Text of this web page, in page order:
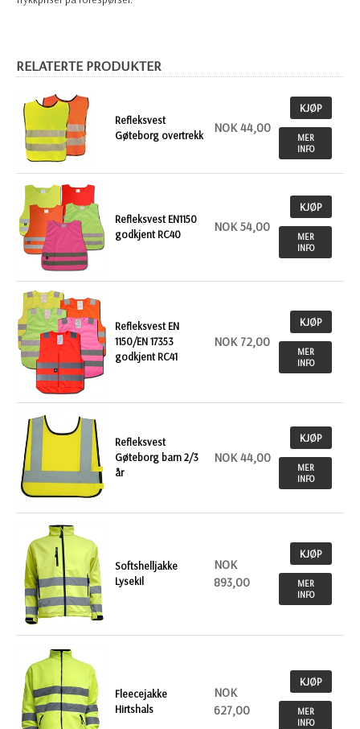
RELATERTE PRODUKTER
Refleksvest
Gøteborg overtrekk
NOK 44,00
KJØP
MER
INFO
Refleksvest EN1150
godkjent RC40
NOK 54,00
KJØP
MER
INFO
Refleksvest EN
1150/EN 17353
godkjent RC41
NOK 72,00
KJØP
MER
INFO
Refleksvest
Gøteborg barn 2/3
år
NOK 44,00
KJØP
MER
INFO
Softshelljakke
Lysekil
NOK
893,00
KJØP
MER
INFO
Fleecejakke
Hirtshals
NOK
627,00
KJØP
MER
INFO